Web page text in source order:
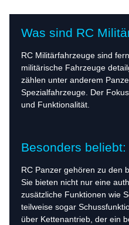
Was sind RC
RC Militärfahrzeuge sind
militärische Fahrzeuge
zählen unter anderem
Spezialfahrzeuge. Der
und Funktionalität.
Besonders
RC Panzer gehören zu den
Sie bieten nicht nur eine
zusätzliche Funktionen wie
teilweise sogar
über Kettenantrieb, der ein